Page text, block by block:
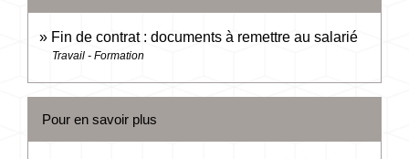
Fin de contrat : documents à remettre au salarié
Travail - Formation
Pour en savoir plus